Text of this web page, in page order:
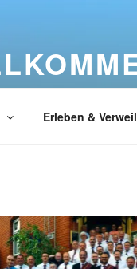
Erleben &